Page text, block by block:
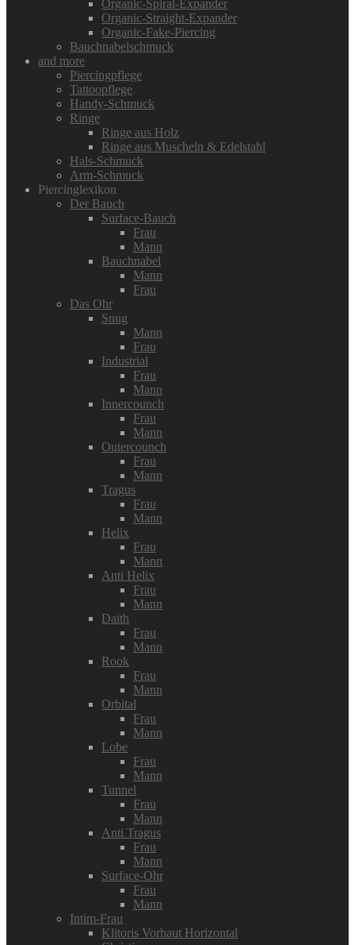
Organic-Spiral-Expander
Organic-Straight-Expander
Organic-Fake-Piercing
Bauchnabelschmuck
and more
Piercingpflege
Tattoopflege
Handy-Schmuck
Ringe
Ringe aus Holz
Ringe aus Muscheln & Edelstahl
Hals-Schmuck
Arm-Schmuck
Piercinglexikon
Der Bauch
Surface-Bauch
Frau
Mann
Bauchnabel
Mann
Frau
Das Ohr
Snug
Mann
Frau
Industrial
Frau
Mann
Innercounch
Frau
Mann
Outercounch
Frau
Mann
Tragus
Frau
Mann
Helix
Frau
Mann
Anti Helix
Frau
Mann
Daith
Frau
Mann
Rook
Frau
Mann
Orbital
Frau
Mann
Lobe
Frau
Mann
Tunnel
Frau
Mann
Anti Tragus
Frau
Mann
Surface-Ohr
Frau
Mann
Intim-Frau
Klitoris Vorhaut Horizontal